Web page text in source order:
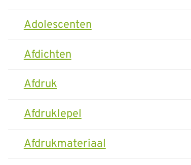
Adolescenten
Afdichten
Afdruk
Afdruklepel
Afdrukmateriaal